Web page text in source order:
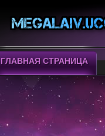
ГЛАВНАЯ СТРАНИЦА